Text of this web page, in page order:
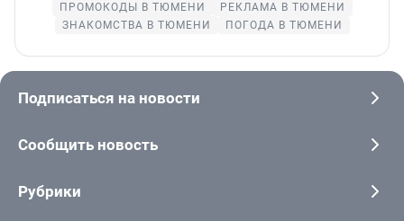
ПРОМОКОДЫ В ТЮМЕНИ
РЕКЛАМА В ТЮМЕНИ
ЗНАКОМСТВА В ТЮМЕНИ
ПОГОДА В ТЮМЕНИ
Подписаться на новости
Сообщить новость
Рубрики